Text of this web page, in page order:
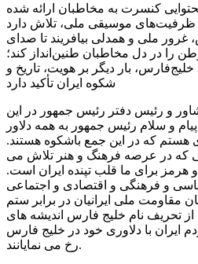
کنسرت به مخاطبان ارائه شده
ظرفیت‌های موسیقی ملی، تلاش دارد
غرور ملی و همدلی بیافریند تا صدای
را در دل مخاطبان طنین‌انداز کند؛
بار دیگر بر هویت، تاریخ و
شکوه ایران تأکید دارد
و رئیس دفتر رئیس جمهور در این
و سلام رئیس جمهور به همه دلاور
هستم که در این جمع باشکوه هستند.
که در عرصه فرهنگ و هنر تلاش می
هرمز برای ما قلب تپنده ایران است.
و فرهنگی و اقتصادی و اجتماعی
مقاومت ملی ایرانیان در برابر ستم
تحریف نام خلیج فارس اندیشه های
ایران با دلاوری خود در خلیج فارس
رخ می نمایانند.